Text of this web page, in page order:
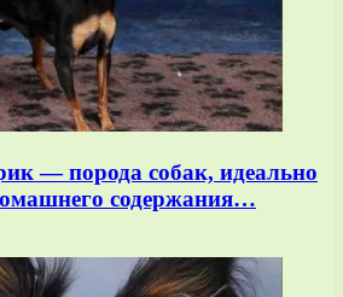
— порода собак, идеально
содержания…